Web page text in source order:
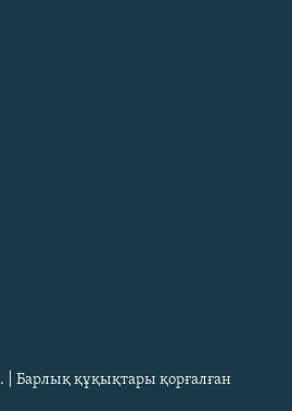
| Барлық құқықтары қорғалған